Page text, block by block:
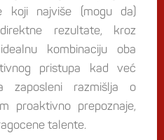
koji najviše (mogu da)
rezultate, kroz
kombinaciju oba
pristupa kad već
zaposleni razmišlja o
proaktivno prepoznaje,
talente.